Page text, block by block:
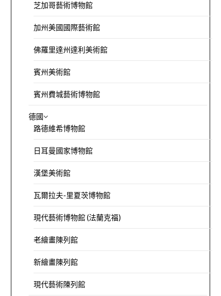
芝加哥藝術博物館
加州美國國際藝術館
佛羅里達州達利美術館
賓州美術館
賓州費城藝術博物館
德國
路德維希博物館
日耳曼國家博物館
漢堡美術館
瓦爾拉夫-里夏茨博物館
現代藝術博物館 (法蘭克福)
老繪畫陳列館
新繪畫陳列館
現代藝術陳列館